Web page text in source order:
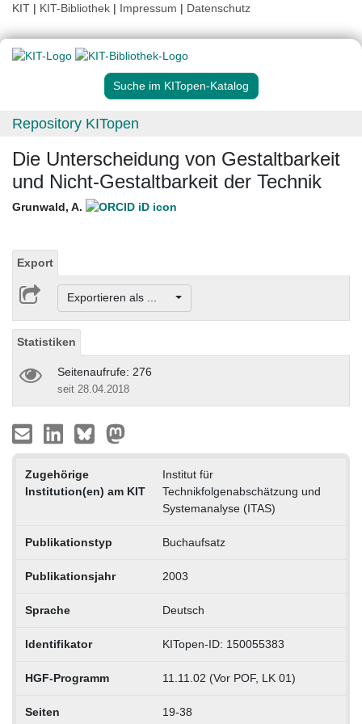
KIT | KIT-Bibliothek | Impressum | Datenschutz
Suche im KITopen-Katalog
Repository KITopen
Die Unterscheidung von Gestaltbarkeit
und Nicht-Gestaltbarkeit der Technik
Grunwald, A.
Export
Exportieren als ...
Statistiken
Seitenaufrufe: 276
seit 28.04.2018
Zugehörige
Institution(en) am KIT
Institut für
Technikfolgenabschätzung und
Systemanalyse (ITAS)
Publikationstyp Buchaufsatz
Publikationsjahr 2003
Sprache Deutsch
Identifikator KITopen-ID: 150055383
HGF-Programm 11.11.02 (Vor POF, LK 01)
Seiten 19-38